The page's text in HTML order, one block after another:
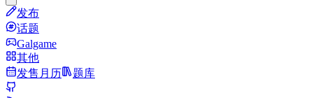
发布
话题
Galgame
其他
发售月历
题库